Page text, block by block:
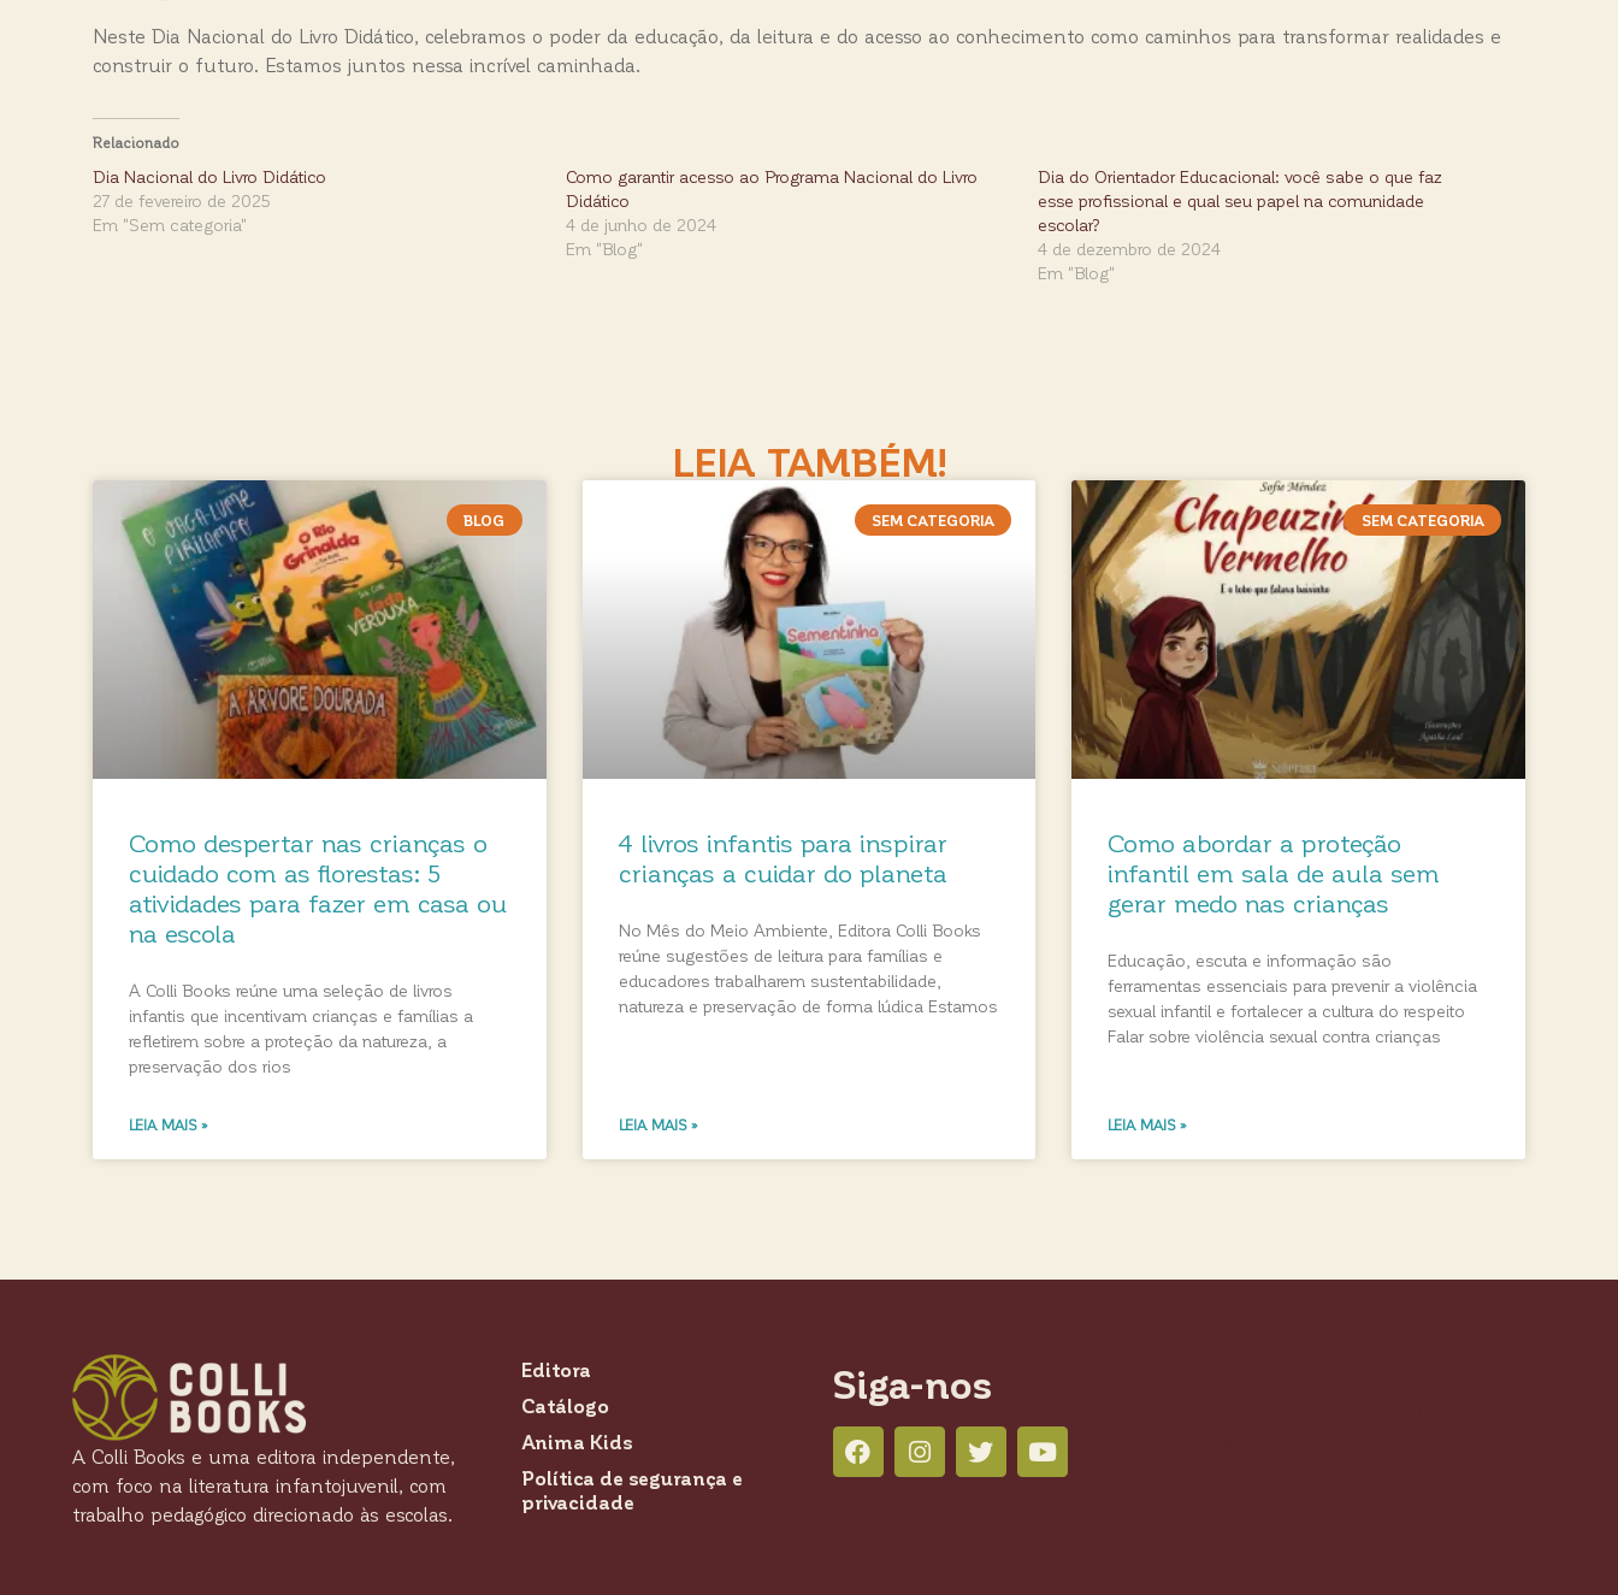
Neste Dia Nacional do Livro Didático, celebramos o poder da educação, da leitura e do acesso ao conhecimento como caminhos para transformar realidades e
construir o futuro. Estamos juntos nessa incrível caminhada.
Relacionado
Dia Nacional do Livro Didático
27 de fevereiro de 2025
Em "Sem categoria"
Como garantir acesso ao Programa Nacional do Livro
Didático
4 de junho de 2024
Em "Blog"
Dia do Orientador Educacional: você sabe o que faz
esse profissional e qual seu papel na comunidade
escolar?
4 de dezembro de 2024
Em "Blog"
LEIA TAMBÉM!
BLOG
Como despertar nas crianças o
cuidado com as florestas: 5
atividades para fazer em casa ou
na escola
A Colli Books reúne uma seleção de livros
infantis que incentivam crianças e famílias a
refletirem sobre a proteção da natureza, a
preservação dos rios
LEIA MAIS »
SEM CATEGORIA
4 livros infantis para inspirar
crianças a cuidar do planeta
No Mês do Meio Ambiente, Editora Colli Books
reúne sugestões de leitura para famílias e
educadores trabalharem sustentabilidade,
natureza e preservação de forma lúdica Estamos
LEIA MAIS »
SEM CATEGORIA
Como abordar a proteção
infantil em sala de aula sem
gerar medo nas crianças
Educação, escuta e informação são
ferramentas essenciais para prevenir a violência
sexual infantil e fortalecer a cultura do respeito
Falar sobre violência sexual contra crianças
LEIA MAIS »
A Colli Books e uma editora independente,
com foco na literatura infantojuvenil, com
trabalho pedagógico direcionado às escolas.
Editora
Catálogo
Anima Kids
Política de segurança e
privacidade
Siga-nos